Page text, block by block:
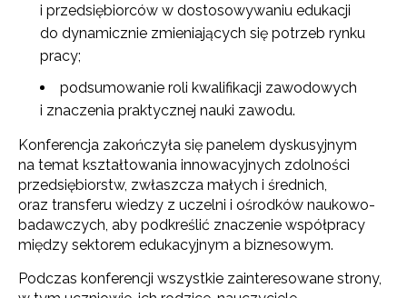
i przedsiębiorców w dostosowywaniu edukacji
do dynamicznie zmieniających się potrzeb rynku
pracy;
podsumowanie roli kwalifikacji zawodowych
i znaczenia praktycznej nauki zawodu.
Konferencja zakończyła się panelem dyskusyjnym
na temat kształtowania innowacyjnych zdolności
przedsiębiorstw, zwłaszcza małych i średnich,
oraz transferu wiedzy z uczelni i ośrodków naukowo-
badawczych, aby podkreślić znaczenie współpracy
między sektorem edukacyjnym a biznesowym.
Podczas konferencji wszystkie zainteresowane strony,